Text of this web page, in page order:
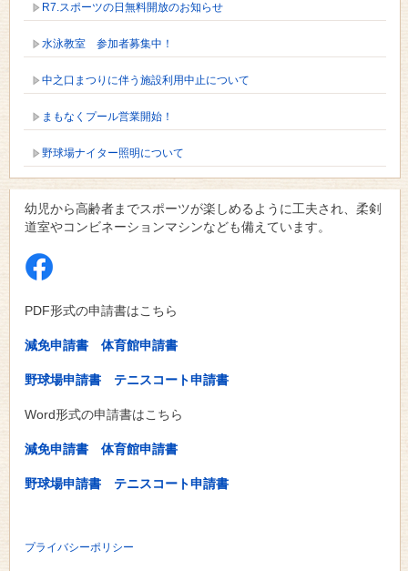
R7.スポーツの日無料開放のお知らせ
水泳教室 参加者募集中！
中之口まつりに伴う施設利用中止について
まもなくプール営業開始！
野球場ナイター照明について
幼児から高齢者までスポーツが楽しめるように工夫され、柔剣
道室やコンビネーションマシンなども備えています。
PDF形式の申請書はこちら
減免申請書 体育館申請書
野球場申請書 テニスコート申請書
Word形式の申請書はこちら
減免申請書 体育館申請書
野球場申請書 テニスコート申請書
プライバシーポリシー